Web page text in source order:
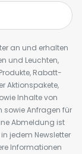
an und erhalten
und Leuchten,
Rabatt-
Aktionspakete,
Inhalte von
Anfragen für
Abmeldung ist
jedem Newsletter
Informationen